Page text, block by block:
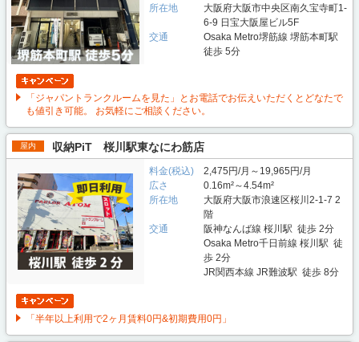
所在地
大阪府大阪市中央区南久宝寺町1-
6-9 日宝大阪屋ビル5F
交通
Osaka Metro堺筋線 堺筋本町駅
徒歩 5分
「ジャパントランクルームを見た」とお電話でお伝えいただくとどなたで
も値引き可能。 お気軽にご相談ください。
屋内 収納PiT 桜川駅東なにわ筋店
料金(税込)
2,475円/月～19,965円/月
広さ
0.16m²～4.54m²
所在地
大阪府大阪市浪速区桜川2-1-7 2
階
交通
阪神なんば線 桜川駅 徒歩 2分
Osaka Metro千日前線 桜川駅 徒
歩 2分
JR関西本線 JR難波駅 徒歩 8分
「半年以上利用で2ヶ月賃料0円&初期費用0円」